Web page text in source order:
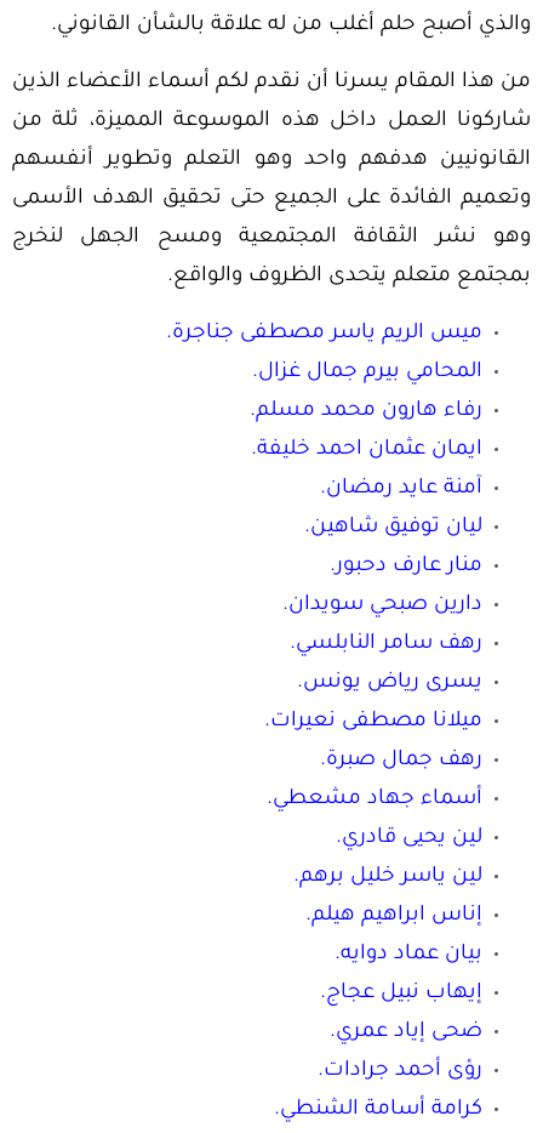
والذي أصبح حلم أغلب من له علاقة بالشأن القانوني.
من هذا المقام يسرنا أن نقدم لكم أسماء الأعضاء الذين
شاركونا العمل داخل هذه الموسوعة المميزة، ثلة من
القانونيين هدفهم واحد وهو التعلم وتطوير أنفسهم
وتعميم الفائدة على الجميع حتى تحقيق الهدف الأسمى
وهو نشر الثقافة المجتمعية ومسح الجهل لنخرج
بمجتمع متعلم يتحدى الظروف والواقع.
ميس الريم ياسر مصطفى جناجرة.
المحامي بيرم جمال غزال.
رفاء هارون محمد مسلم.
ايمان عثمان احمد خليفة.
آمنة عايد رمضان.
ليان توفيق شاهين.
منار عارف دحبور.
دارين صبحي سويدان.
رهف سامر النابلسي.
يسرى رياض يونس.
ميلانا مصطفى نعيرات.
رهف جمال صبرة.
أسماء جهاد مشعطي.
لين يحيى قادري.
لين ياسر خليل برهم.
إناس ابراهيم هيلم.
بيان عماد دوايه.
إيهاب نبيل عجاج.
ضحى إياد عمري.
رؤى أحمد جرادات.
كرامة أسامة الشنطي.